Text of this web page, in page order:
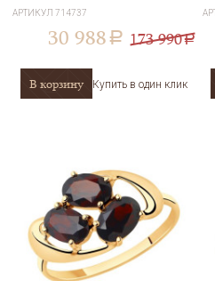
АРТИКУЛ 714737
30 988 a 173 990a
В корзину Купить в один клик